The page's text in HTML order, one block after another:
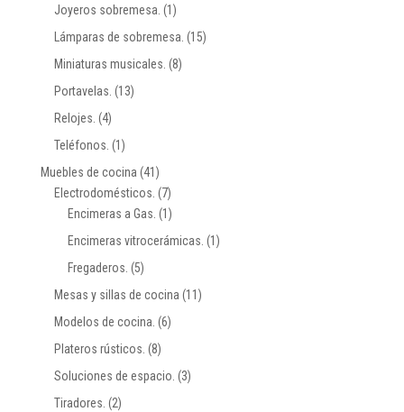
Joyeros sobremesa. (1)
Lámparas de sobremesa. (15)
Miniaturas musicales. (8)
Portavelas. (13)
Relojes. (4)
Teléfonos. (1)
Muebles de cocina (41)
Electrodomésticos. (7)
Encimeras a Gas. (1)
Encimeras vitrocerámicas. (1)
Fregaderos. (5)
Mesas y sillas de cocina (11)
Modelos de cocina. (6)
Plateros rústicos. (8)
Soluciones de espacio. (3)
Tiradores. (2)